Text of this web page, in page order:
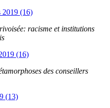
2019 (16)
racisme et institutions
(16)
des conseillers
(13)